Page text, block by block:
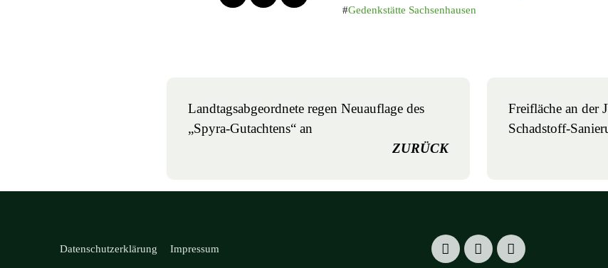
Gedenkstätte Sachsenhausen
Landtagsabgeordnete regen Neuauflage des
„Spyra-Gutachtens“ an
ZURÜCK
Freifläche an der
Schadstoff-
Datenschutzerklärung Impressum